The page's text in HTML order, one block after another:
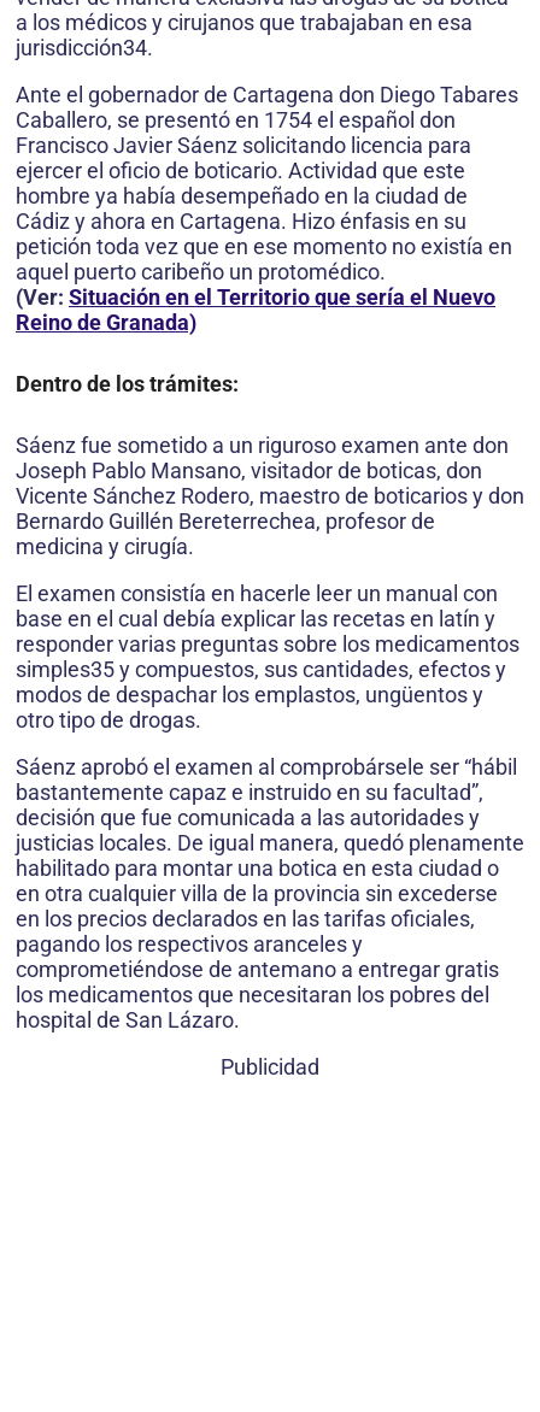
a los médicos y cirujanos que trabajaban en esa
jurisdicción34.
Ante el gobernador de Cartagena don Diego Tabares
Caballero, se presentó en 1754 el español don
Francisco Javier Sáenz solicitando licencia para
ejercer el oficio de boticario. Actividad que este
hombre ya había desempeñado en la ciudad de
Cádiz y ahora en Cartagena. Hizo énfasis en su
petición toda vez que en ese momento no existía en
aquel puerto caribeño un protomédico.
(Ver: Situación en el Territorio que sería el Nuevo
Reino de Granada)
Dentro de los trámites:
Sáenz fue sometido a un riguroso examen ante don
Joseph Pablo Mansano, visitador de boticas, don
Vicente Sánchez Rode­ro, maestro de boticarios y don
Bernardo Guillén Bereterrechea, profesor de
medicina y cirugía.
El examen consistía en hacerle leer un manual con
base en el cual debía explicar las recetas en latín y
responder varias preguntas sobre los medicamentos
simples35 y compuestos, sus cantidades, efectos y
modos de despachar los emplastos, ungüentos y
otro tipo de drogas.
Sáenz aprobó el examen al comprobársele ser “hábil
bastantemente capaz e instruido en su facultad”,
decisión que fue comunicada a las auto­ridades y
justicias locales. De igual manera, quedó plenamente
habilitado para montar una botica en esta ciudad o
en otra cualquier villa de la provincia sin excederse
en los precios declarados en las ta­rifas oficiales,
pagando los respectivos aranceles y
comprometiéndose de antemano a entregar gratis
los medicamentos que necesitaran los pobres del
hospital de San Lázaro.
Publicidad